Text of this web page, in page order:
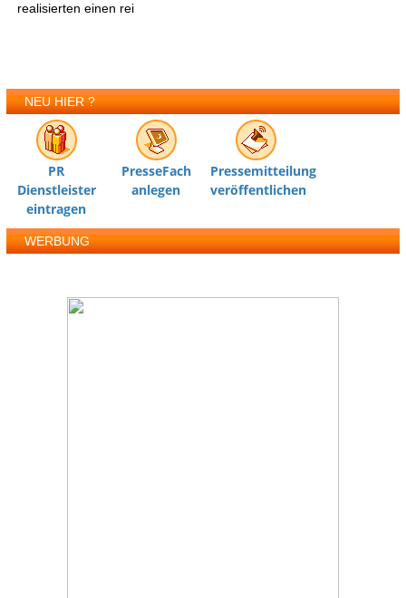
realisierten einen rei
NEU HIER ?
PR
Dienstleister
eintragen
PresseFach
anlegen
Pressemitteilung
veröffentlichen
WERBUNG